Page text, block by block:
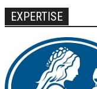
EXPERTISE